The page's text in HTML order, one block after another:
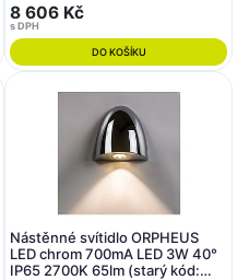
8 606 Kč
s DPH
DO KOŠÍKU
Nástěnné svítidlo ORPHEUS
LED chrom 700mA LED 3W 40°
IP65 2700K 65lm (starý kód: